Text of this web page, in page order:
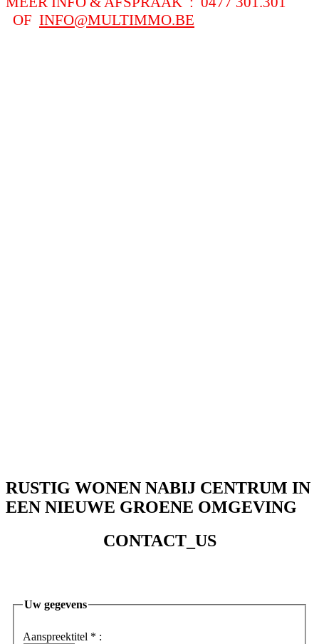
OF INFO@MULTIMMO.BE
RUSTIG WONEN NABIJ CENTRUM IN
EEN NIEUWE GROENE OMGEVING
CONTACT_US